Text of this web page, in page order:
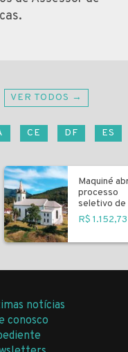
VER TODOS →
CE DF ES
Maquiné
processo
seletivo de
R$ 1.152,73
notícias
conosco